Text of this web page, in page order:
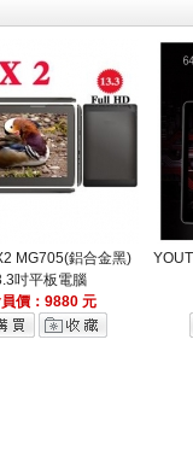
MG705(鋁合金黑)
吋平板電腦
價：9880 元